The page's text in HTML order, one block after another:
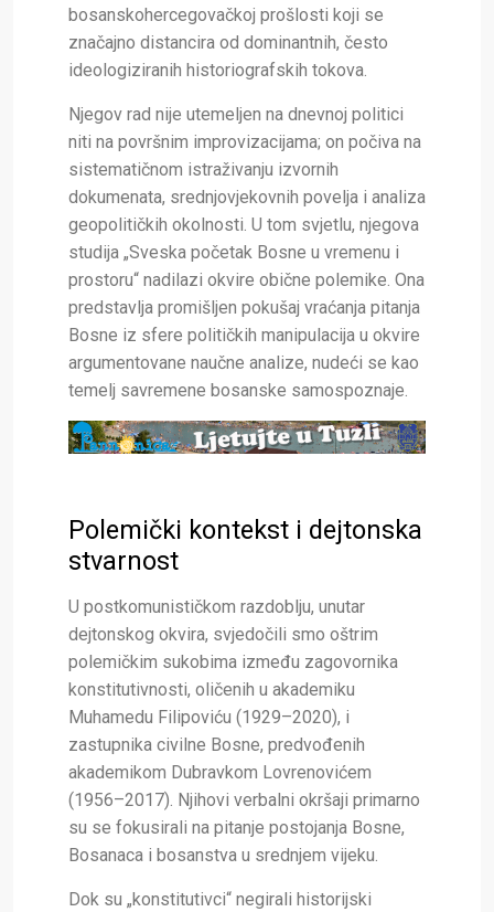
bosanskohercegovačkoj prošlosti koji se
značajno distancira od dominantnih, često
ideologiziranih historiografskih tokova.
Njegov rad nije utemeljen na dnevnoj politici
niti na površnim improvizacijama; on počiva na
sistematičnom istraživanju izvornih
dokumenata, srednjovjekovnih povelja i analiza
geopolitičkih okolnosti. U tom svjetlu, njegova
studija „Sveska početak Bosne u vremenu i
prostoru“ nadilazi okvire obične polemike. Ona
predstavlja promišljen pokušaj vraćanja pitanja
Bosne iz sfere političkih manipulacija u okvire
argumentovane naučne analize, nudeći se kao
temelj savremene bosanske samospoznaje.
Polemički kontekst i dejtonska
stvarnost
U postkomunističkom razdoblju, unutar
dejtonskog okvira, svjedočili smo oštrim
polemičkim sukobima između zagovornika
konstitutivnosti, oličenih u akademiku
Muhamedu Filipoviću (1929–2020), i
zastupnika civilne Bosne, predvođenih
akademikom Dubravkom Lovrenovićem
(1956–2017). Njihovi verbalni okršaji primarno
su se fokusirali na pitanje postojanja Bosne,
Bosanaca i bosanstva u srednjem vijeku.
Dok su „konstitutivci“ negirali historijski